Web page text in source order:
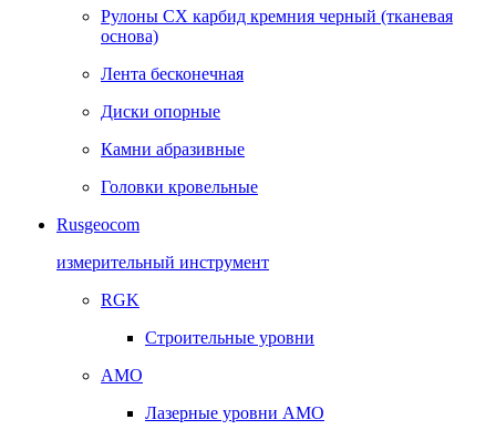
Рулоны CX карбид кремния черный (тканевая
основа)
Лента бесконечная
Диски опорные
Камни абразивные
Головки кровельные
Rusgeocom
измерительный инструмент
RGK
Строительные уровни
AMO
Лазерные уровни AMO